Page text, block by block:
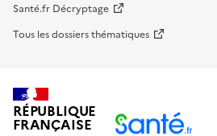
Santé.fr Décryptage
Tous les dossiers thématiques
RÉPUBLIQUE
FRANÇAISE